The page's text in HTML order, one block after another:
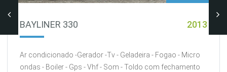
BAYLINER 330 2013
Ar condicionado -Gerador -Tv - Geladeira - Fogao - Micro
ondas - Boiler - Gps - Vhf - Som - Toldo com fechamento